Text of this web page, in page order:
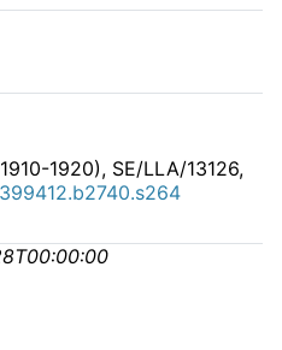
1920), SE/LLA/13126,